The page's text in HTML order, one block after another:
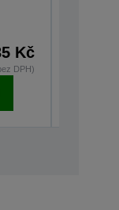
Kč
DPH)